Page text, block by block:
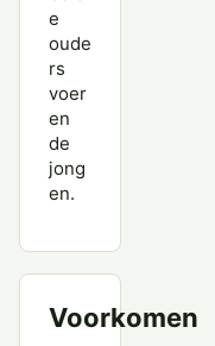
e
oude
rs
voer
en
de
jong
en.
Voorkomen